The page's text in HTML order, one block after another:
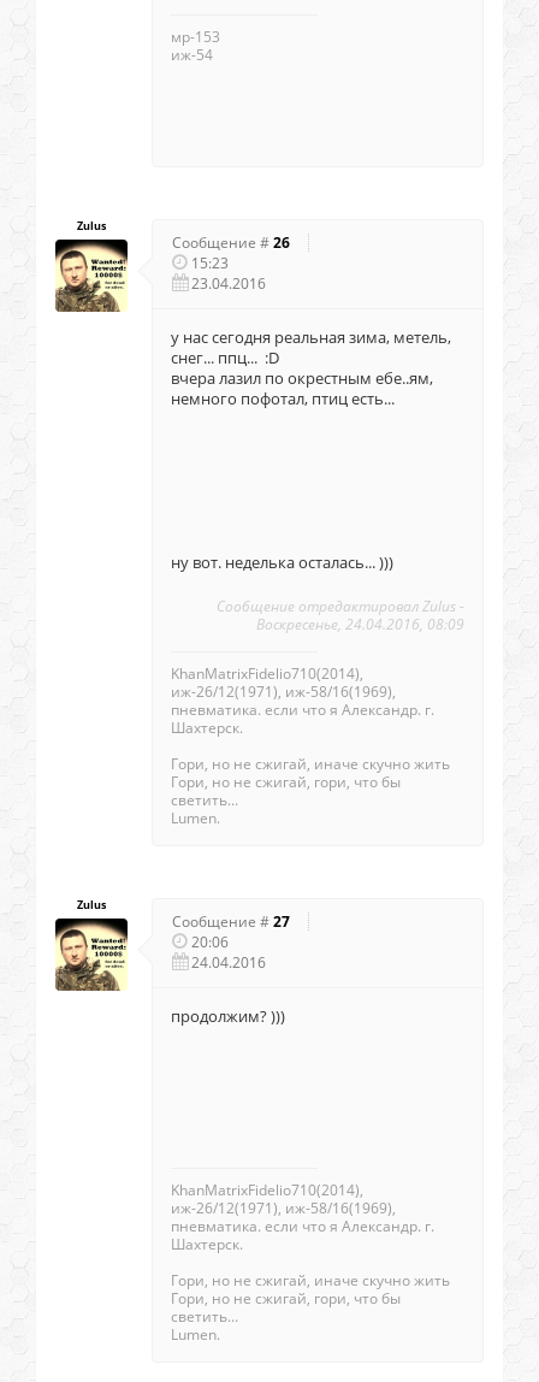
мр-153
иж-54
Zulus
Сообщение #26
15:23
23.04.2016
у нас сегодня реальная зима, метель,
снег... ппц... :D
вчера лазил по окрестным ебе..ям,
немного пофотал, птиц есть...
ну вот. неделька осталась... )))
Сообщение отредактировалZulus-
Воскресенье, 24.04.2016, 08:09
KhanMatrixFidelio710(2014),
иж-26/12(1971), иж-58/16(1969),
пневматика. если что я Александр. г.
Шахтерск.
Гори, но не сжигай, иначе скучно жить
Гори, но не сжигай, гори, что бы
светить...
Lumen.
Zulus
Сообщение #27
20:06
24.04.2016
продолжим? )))
KhanMatrixFidelio710(2014),
иж-26/12(1971), иж-58/16(1969),
пневматика. если что я Александр. г.
Шахтерск.
Гори, но не сжигай, иначе скучно жить
Гори, но не сжигай, гори, что бы
светить...
Lumen.